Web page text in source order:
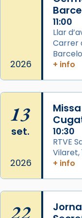
de
2 weeks ago
Aquest dilluns,
missa d’acció
L’arquebisbe
Josep Omella,
concelebrat el
Mons. David
📸 Dr. G. Simón
2026
11:00
Llar
Carrer
+ info
13
set.
2026
10:30
RTVE
Vilaret,
+ info
22